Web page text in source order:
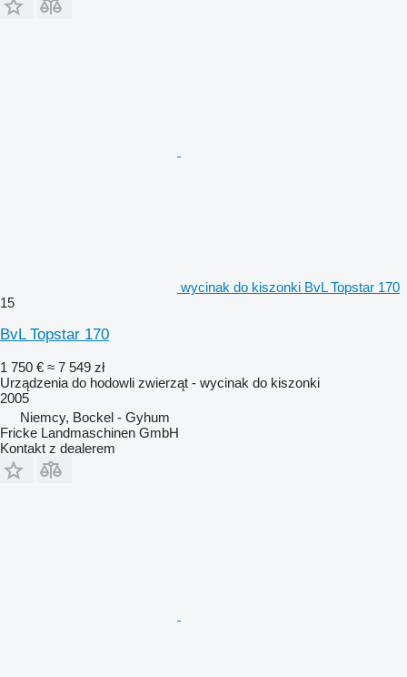
wycinak do kiszonki BvL Topstar 170
15
BvL Topstar 170
1 750 € ≈ 7 549 zł
Urządzenia do hodowli zwierząt - wycinak do kiszonki
2005
Niemcy, Bockel - Gyhum
Fricke Landmaschinen GmbH
Kontakt z dealerem